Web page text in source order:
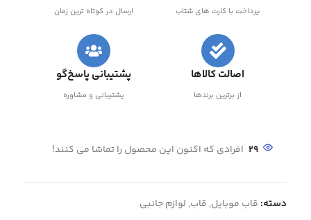
پرداخت با کارت های شتاب ارسال در کوتاه ترین زمان
اصالت کالاها
از برترین برندها
پشتیبانی پاسخ‌گو
پشتیبانی و مشاوره
29 افرادی که اکنون این محصول را تماشا می کنند!
دسته: قاب موبایل, قاب, لوازم جانبی